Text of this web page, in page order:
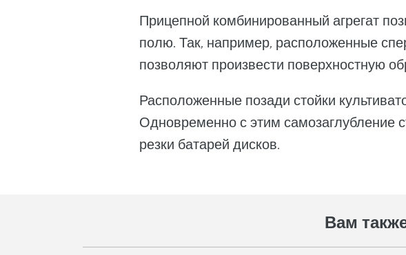
Прицепной комбинированный агрегат
полю. Так, например, расположенные
позволяют произвести поверхностную
Расположенные позади стойки
Одновременно с этим самозаглубление
резки батарей дисков.
Вам